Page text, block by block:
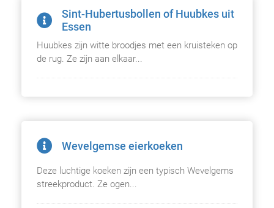
Sint-Hubertusbollen of Huubkes uit
Essen
Huubkes zijn witte broodjes met een kruisteken op
de rug. Ze zijn aan elkaar...
Wevelgemse eierkoeken
Deze luchtige koeken zijn een typisch Wevelgems
streek­product. Ze ogen...